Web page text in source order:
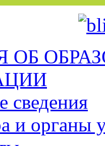
ОБ
сведения
и органы